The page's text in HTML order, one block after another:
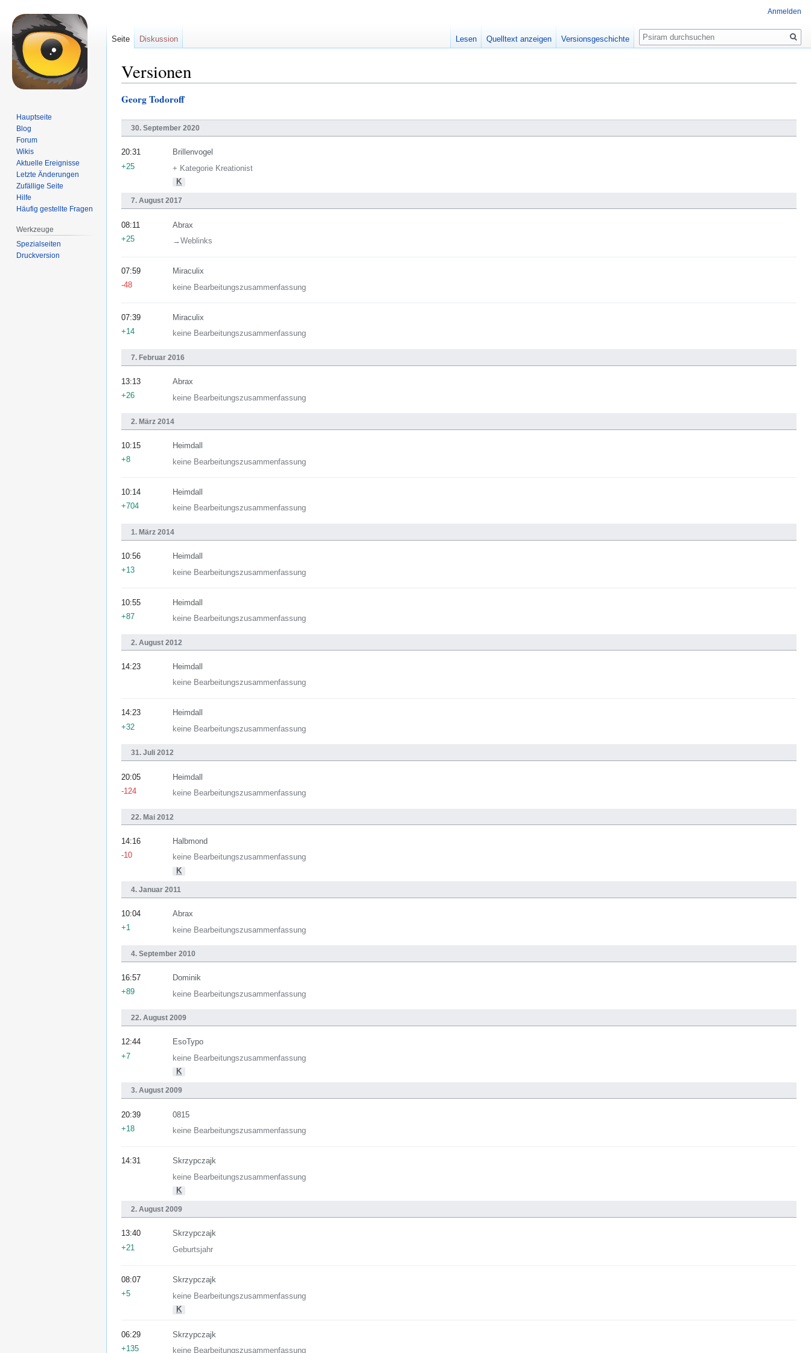
Versionen
Zur
springen
Zur
springen
Georg Todoroff
30. September 2020
Brillenvogel
+ Kategorie Kreationist
K
20:31
+25
7. August 2017
Abrax
→‎Weblinks
08:11
+25
Miraculix
keine Bearbeitungszusammenfassung
07:59
-48
Miraculix
keine Bearbeitungszusammenfassung
07:39
+14
7. Februar 2016
Abrax
keine Bearbeitungszusammenfassung
13:13
+26
2. März 2014
Heimdall
keine Bearbeitungszusammenfassung
10:15
+8
Heimdall
keine Bearbeitungszusammenfassung
10:14
+704
1. März 2014
Heimdall
keine Bearbeitungszusammenfassung
10:56
+13
Heimdall
keine Bearbeitungszusammenfassung
10:55
+87
2. August 2012
Heimdall
keine Bearbeitungszusammenfassung
14:23
Heimdall
keine Bearbeitungszusammenfassung
14:23
+32
31. Juli 2012
Heimdall
keine Bearbeitungszusammenfassung
20:05
-124
22. Mai 2012
Halbmond
keine Bearbeitungszusammenfassung
K
14:16
-10
4. Januar 2011
Abrax
keine Bearbeitungszusammenfassung
10:04
+1
4. September 2010
Dominik
keine Bearbeitungszusammenfassung
16:57
+89
22. August 2009
EsoTypo
keine Bearbeitungszusammenfassung
K
12:44
+7
3. August 2009
0815
keine Bearbeitungszusammenfassung
20:39
+18
Skrzypczajk
keine Bearbeitungszusammenfassung
K
14:31
2. August 2009
Skrzypczajk
Geburtsjahr
13:40
+21
Skrzypczajk
keine Bearbeitungszusammenfassung
K
08:07
+5
Skrzypczajk
keine Bearbeitungszusammenfassung
06:29
+135
Anmelden
Seite Diskussion Lesen Quelltext anzeigen Versionsgeschichte
Suche
Hauptseite
Blog
Forum
Wikis
Aktuelle Ereignisse
Letzte Änderungen
Zufällige Seite
Hilfe
Häufig gestellte Fragen
Werkzeuge
Spezialseiten
Druckversion